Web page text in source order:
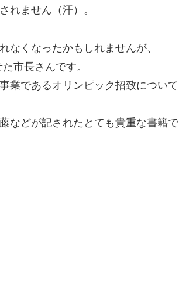
れません（汗）。
なくなったかもしれませんが、
市長さんです。
業であるオリンピック招致について
などが記されたとても貴重な書籍で